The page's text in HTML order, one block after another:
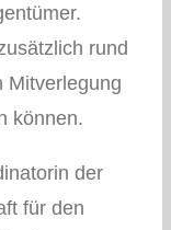
rund
Mitverlegung
können.
der
für den